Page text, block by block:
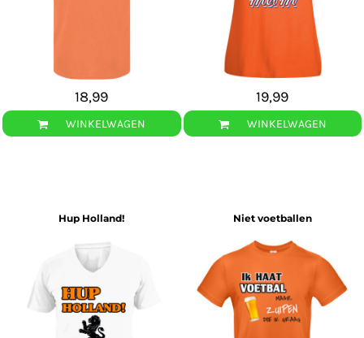
18,99
WINKELWAGEN
19,99
WINKELWAGEN
Hup Holland! Niet voetballen